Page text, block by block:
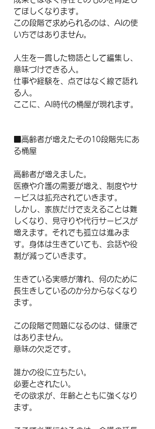
てほしくなります。
この段階で求められるのは、AIの使
い方ではありません。
人生を一貫した物語として編集し、
意味づけできる人。
仕事や経験を、点ではなく線で語れ
る人。
ここに、AI時代の桶屋が現れます。
■高齢者が増えたその10段階先にあ
る桶屋
高齢者が増えました。
医療や介護の需要が増え、制度やサ
ービスは拡充されていきます。
しかし、家族だけで支えることは難
しくなり、見守りや代行サービスが
増えます。それでも孤立は進みま
す。身体は生きていても、会話や役
割が減っていきます。
生きている実感が薄れ、何のために
長生きしているのか分からなくなり
ます。
この段階で問題になるのは、健康で
はありません。
意味の欠乏です。
誰かの役に立ちたい。
必要とされたい。
その欲求が、年齢とともに強くなり
ます。